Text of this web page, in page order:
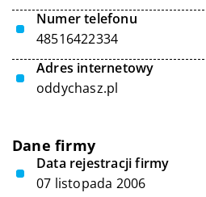
Numer telefonu
48516422334
Adres internetowy
oddychasz.pl
Dane firmy
Data rejestracji firmy
07 listopada 2006